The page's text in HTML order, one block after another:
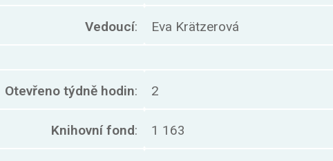
Vedoucí: Eva Krätzerová
Otevřeno týdně hodin: 2
Knihovní fond: 1 163